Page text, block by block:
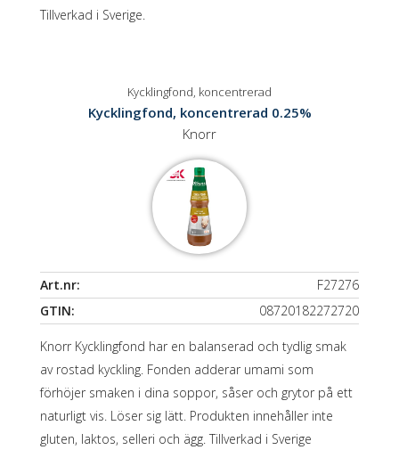
Tillverkad i Sverige.
Kycklingfond, koncentrerad
Kycklingfond, koncentrerad 0.25%
Knorr
Art.nr:
F27276
GTIN:
08720182272720
Knorr Kycklingfond har en balanserad och tydlig smak
av rostad kyckling. Fonden adderar umami som
förhöjer smaken i dina soppor, såser och grytor på ett
naturligt vis. Löser sig lätt. Produkten innehåller inte
gluten, laktos, selleri och ägg. Tillverkad i Sverige